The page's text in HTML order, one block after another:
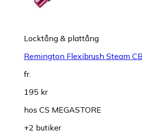
Locktång & plattång
Remington Flexibrush Steam
fr.
195 kr
hos CS MEGASTORE
+2 butiker